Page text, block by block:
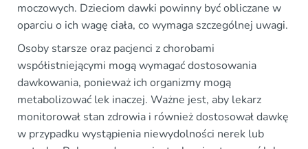
moczowych. Dzieciom dawki powinny być obliczane w
oparciu o ich wagę ciała, co wymaga szczególnej uwagi.
Osoby starsze oraz pacjenci z chorobami
współistniejącymi mogą wymagać dostosowania
dawkowania, ponieważ ich organizmy mogą
metabolizować lek inaczej. Ważne jest, aby lekarz
monitorował stan zdrowia i również dostosował dawkę
w przypadku wystąpienia niewydolności nerek lub